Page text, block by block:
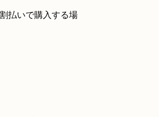
払いで購入する場